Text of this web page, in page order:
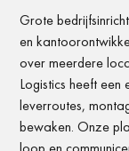
Grote
en
over meerdere
Logistics heeft
leverroutes,
bewaken. Onze